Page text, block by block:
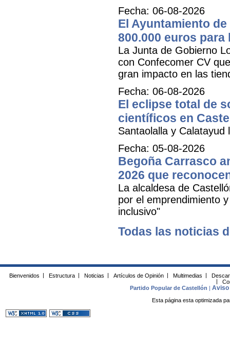
Fecha: 06-08-2026
El Ayuntamiento
800.000 euros
La Junta de Gobierno
con Confecomer CV
gran impacto en las
Fecha: 06-08-2026
El eclipse total de
científicos en
Santaolalla y Calatayud
Fecha: 05-08-2026
Begoña Carrasco
2026 que
La alcaldesa de
por el emprendimiento
inclusivo"
Todas las noticias
Bienvenidos Estructura Noticias Artículos de Opinión Multimedias
Partido Popular de Castellón
|Aviso
Esta página esta optimizada